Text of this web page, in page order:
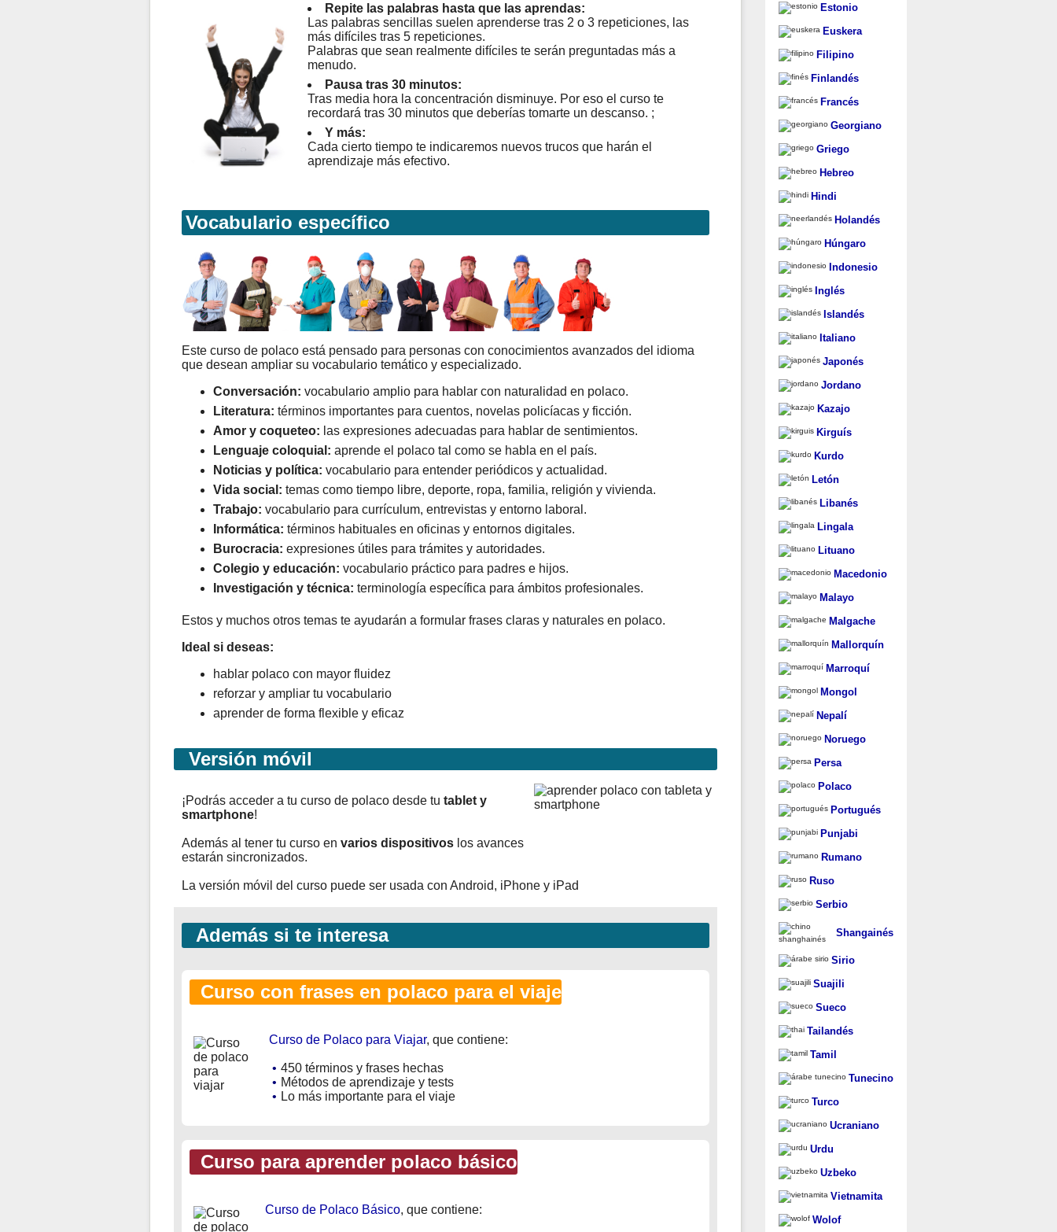
Repite las palabras hasta que las aprendas:
Las palabras sencillas suelen aprenderse tras 2 o 3 repeticiones, las
más difíciles tras 5 repeticiones.
Palabras que sean realmente difíciles te serán preguntadas más a
menudo.
Pausa tras 30 minutos:
Tras media hora la concentración disminuye. Por eso el curso te
recordará tras 30 minutos que deberías tomarte un descanso. ;
Y más:
Cada cierto tiempo te indicaremos nuevos trucos que harán el
aprendizaje más efectivo.
Vocabulario específico
Este curso de polaco está pensado para personas con conocimientos avanzados del idioma
que desean ampliar su vocabulario temático y especializado.
Conversación: vocabulario amplio para hablar con naturalidad en polaco.
Literatura: términos importantes para cuentos, novelas policíacas y ficción.
Amor y coqueteo: las expresiones adecuadas para hablar de sentimientos.
Lenguaje coloquial: aprende el polaco tal como se habla en el país.
Noticias y política: vocabulario para entender periódicos y actualidad.
Vida social: temas como tiempo libre, deporte, ropa, familia, religión y vivienda.
Trabajo: vocabulario para currículum, entrevistas y entorno laboral.
Informática: términos habituales en oficinas y entornos digitales.
Burocracia: expresiones útiles para trámites y autoridades.
Colegio y educación: vocabulario práctico para padres e hijos.
Investigación y técnica: terminología específica para ámbitos profesionales.
Estos y muchos otros temas te ayudarán a formular frases claras y naturales en polaco.
Ideal si deseas:
hablar polaco con mayor fluidez
reforzar y ampliar tu vocabulario
aprender de forma flexible y eficaz
Versión móvil
¡Podrás acceder a tu curso de polaco desde tu tablet y
smartphone!
Además al tener tu curso en varios dispositivoslos avances
estarán sincronizados.
La versión móvil del curso puede ser usada con Android, iPhone y iPad
Además si te interesa
Curso con frases en polaco para el viaje
Curso de Polaco para Viajar, que contiene:
• 450 términos y frases hechas
• Métodos de aprendizaje y tests
• Lo más importante para el viaje
Curso para aprender polaco básico
Curso de Polaco Básico, que contiene:
Estonio
Euskera
Filipino
Finlandés
Francés
Georgiano
Griego
Hebreo
Hindi
Holandés
Húngaro
Indonesio
Inglés
Islandés
Italiano
Japonés
Jordano
Kazajo
Kirguís
Kurdo
Letón
Libanés
Lingala
Lituano
Macedonio
Malayo
Malgache
Mallorquín
Marroquí
Mongol
Nepalí
Noruego
Persa
Polaco
Portugués
Punjabi
Rumano
Ruso
Serbio
Shangainés
Sirio
Suajili
Sueco
Tailandés
Tamil
Tunecino
Turco
Ucraniano
Urdu
Uzbeko
Vietnamita
Wolof